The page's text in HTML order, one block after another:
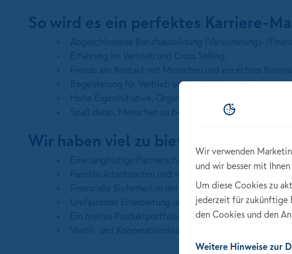
So wird es ein perfektes Karriere-
Begeisterung für Vertrieb und Lust, Neues zu lernen.
Spaß daran, Menschen zu beraten und langfristige
Wir haben viel zu bieten:
Eine langfristige Partnerschaft mit einer starken Marke.
Finanzielle Sicherheit in der Startphase sowie
Umfassende Einarbeitung und Weiterbildungs- und
Ein breites Produktportfolio mit sehr guter
Wir verwenden
und wir besser mit
Um diese Cookies zu
jederzeit für zukünftige
den Cookies und den
Weitere Hinweise zur